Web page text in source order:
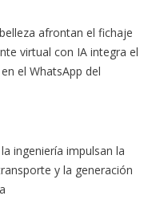
afrontan el fichaje
virtual con IA integra el
el WhatsApp del
ingeniería impulsan la
y la generación